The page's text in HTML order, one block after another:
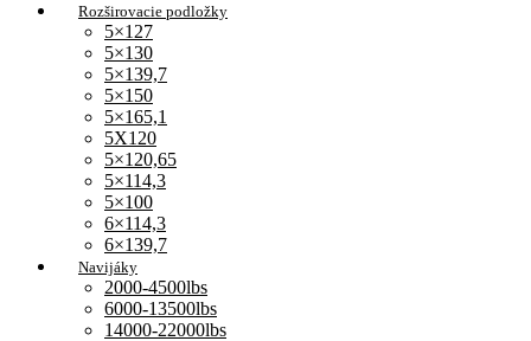
Rozširovacie podložky
5×127
5×130
5×139,7
5×150
5×165,1
5X120
5×120,65
5×114,3
5×100
6×114,3
6×139,7
Navijáky
2000-4500lbs
6000-13500lbs
14000-22000lbs